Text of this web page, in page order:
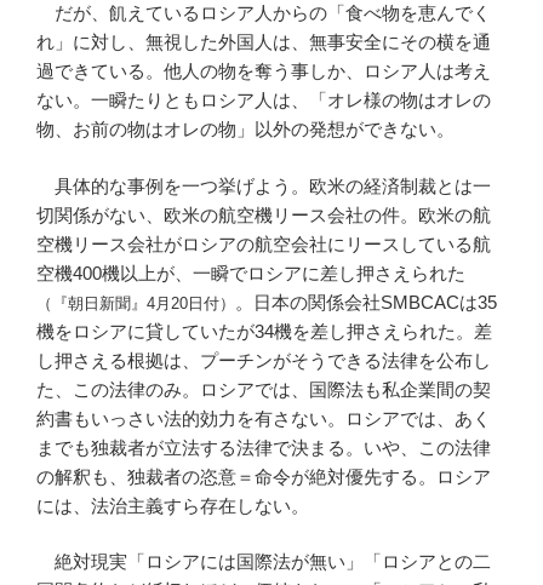
だが、飢えているロシア人からの「食べ物を恵んでく
れ」に対し、無視した外国人は、無事安全にその横を通
過できている。他人の物を奪う事しか、ロシア人は考え
ない。一瞬たりともロシア人は、「オレ様の物はオレの
物、お前の物はオレの物」以外の発想ができない。
具体的な事例を一つ挙げよう。欧米の経済制裁とは一
切関係がない、欧米の航空機リース会社の件。欧米の航
空機リース会社がロシアの航空会社にリースしている航
空機400機以上が、一瞬でロシアに差し押さえられた
（『朝日新聞』4月20日付）
。日本の関係会社SMBCACは35
機をロシアに貸していたが34機を差し押さえられた。差
し押さえる根拠は、プーチンがそうできる法律を公布し
た、この法律のみ。ロシアでは、国際法も私企業間の契
約書もいっさい法的効力を有さない。ロシアでは、あく
までも独裁者が立法する法律で決まる。いや、この法律
の解釈も、独裁者の恣意＝命令が絶対優先する。ロシア
には、法治主義すら存在しない。
絶対現実「ロシアには国際法が無い」「ロシアとの二